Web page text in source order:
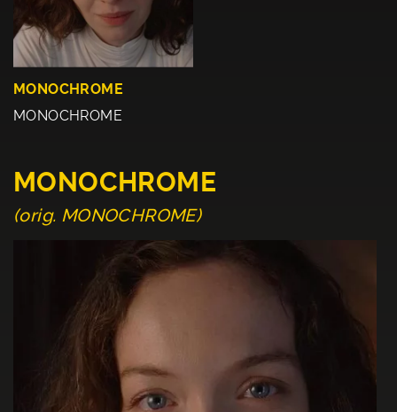
MONOCHROME
MONOCHROME
MONOCHROME
(orig. MONOCHROME)